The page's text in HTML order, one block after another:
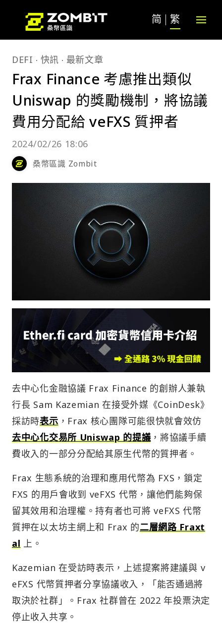
简 繁
DEFI 快訊 最新文章
Frax Finance 考慮推出類似
Uniswap 的獎勵機制，將協議
費用分配給 veFXS 質押者
2024/02/26 18:06
桑幣區識 Zombit
去中心化金融協議 Frax Finance 的創辦人兼執
行長 Sam Kazemian 在接受外媒《CoinDesk》
採訪時表示，Frax 核心團隊可能很快就會效仿
去中心化交易所 Uniswap 的提議 ，將協議手續
費收入的一部分分配給其原生代幣的質押者。
Frax 生態系統的治理和應用代幣為 FXS，鎖定
FXS 的用戶會收到 veFXS 代幣，讓他們能夠保
留其效用和治理權。持有者也可將 veFXS 代幣
質押在以太坊主網上和 Frax 的二層網路 Fraxt
al 上。
Kazemian 在受訪時表示，上述提案將建議與 v
eFXS 代幣質押者分享協議收入，「能否通過將
取決於社群」。Frax 社群曾在 2022 年投票決定
停止收入共享。